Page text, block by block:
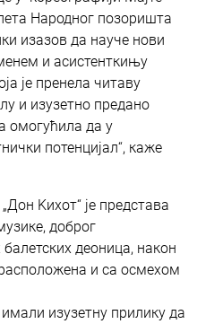
Народног позоришта
изазов да науче нови
и асистенткињу
је пренела читаву
и изузетно предано
омогућила да у
потенцијал“, каже
Kихот“ је представа
доброг
деоница, након
и са осмехом
изузетну прилику да